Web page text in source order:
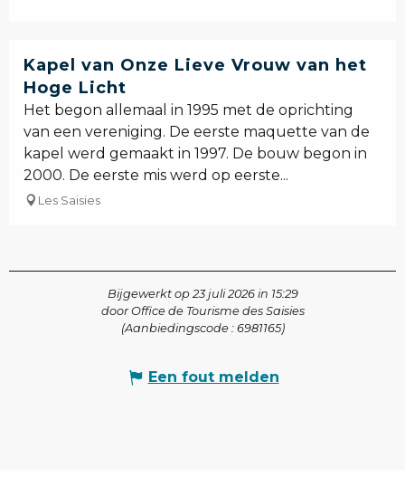
Kapel van Onze Lieve Vrouw van het
Hoge Licht
Het begon allemaal in 1995 met de oprichting
van een vereniging. De eerste maquette van de
kapel werd gemaakt in 1997. De bouw begon in
2000. De eerste mis werd op eerste...
Les Saisies
Bijgewerkt op 23 juli 2026 in 15:29
door Office de Tourisme des Saisies
(Aanbiedingscode : 6981165)
Een fout melden